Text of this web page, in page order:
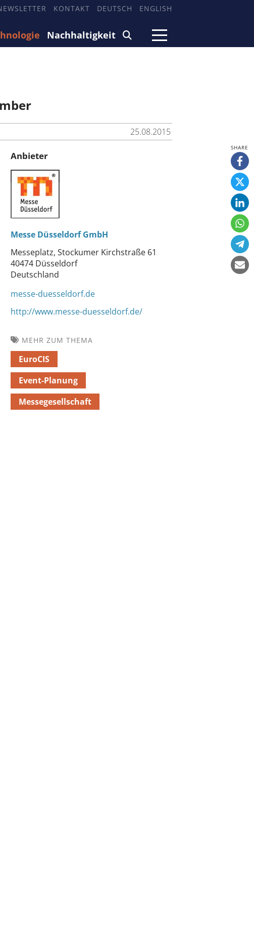
KONTAKT DEUTSCH ENGLISH
Nachhaltigkeit
25.08.2015
Anbieter
Messe Düsseldorf GmbH
Messeplatz, Stockumer Kirchstraße 61
40474 Düsseldorf
Deutschland
messe-duesseldorf.de
http://www.messe-duesseldorf.de/
MEHR ZUM THEMA
EuroCIS
Event-Planung
Messegesellschaft